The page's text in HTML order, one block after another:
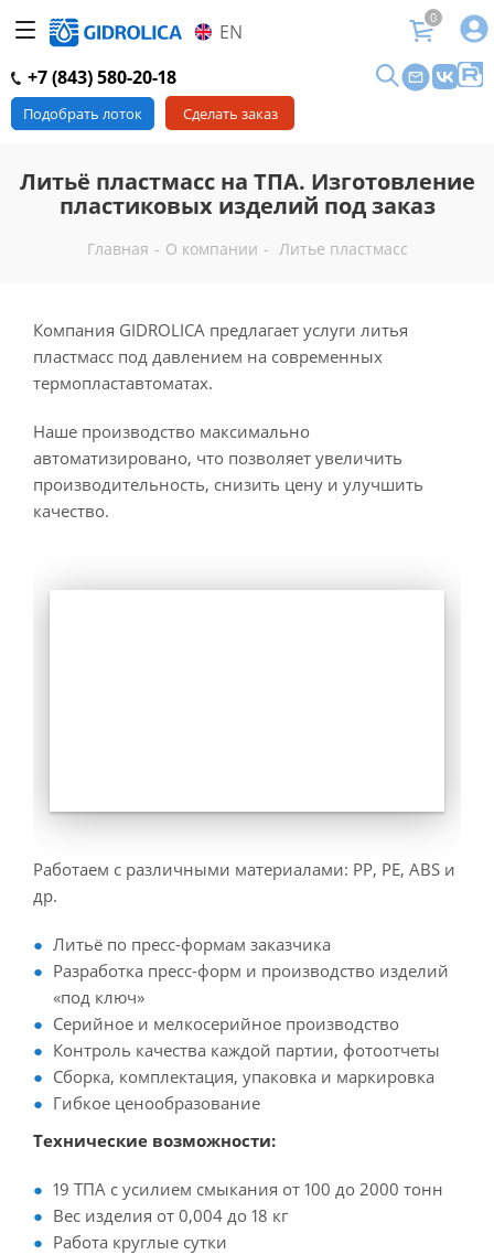
EN
0
+7 (843) 580-20-18
Подобрать лоток Сделать заказ
Литьё пластмасс на ТПА. Изготовление
пластиковых изделий под заказ
Главная - О компании - Литье пластмасс
Компания GIDROLICA предлагает услуги литья
пластмасс под давлением на современных
термопластавтоматах.
Наше производство максимально
автоматизировано, что позволяет увеличить
производительность, снизить цену и улучшить
качество.
Работаем с различными материалами: PP, PE, ABS и
др.
Литьё по пресс-формам заказчика
Разработка пресс-форм и производство изделий
«под ключ»
Серийное и мелкосерийное производство
Контроль качества каждой партии, фотоотчеты
Сборка, комплектация, упаковка и маркировка
Гибкое ценообразование
Технические возможности:
19 ТПА с усилием смыкания от 100 до 2000 тонн
Вес изделия от 0,004 до 18 кг
Работа круглые сутки